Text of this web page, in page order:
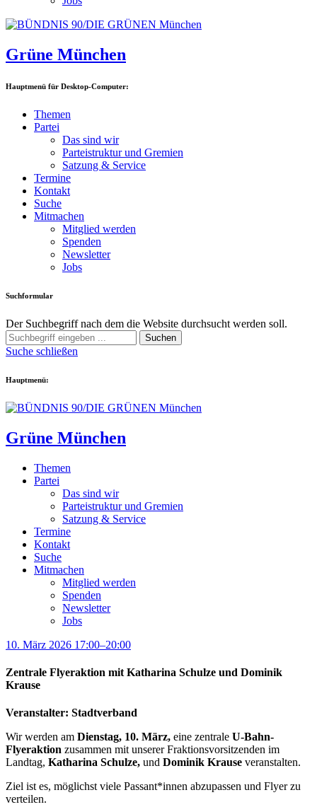
Grüne München
Hauptmenü für Desktop-Computer:
Themen
Partei
Das sind wir
Parteistruktur und Gremien
Satzung & Service
Termine
Kontakt
Suche
Mitmachen
Mitglied werden
Spenden
Newsletter
Jobs
Suchformular
Der Suchbegriff nach dem die Website durchsucht werden soll.
Suchen
Suche schließen
Hauptmenü:
Grüne München
Themen
Partei
Das sind wir
Parteistruktur und Gremien
Satzung & Service
Termine
Kontakt
Suche
Mitmachen
Mitglied werden
Spenden
Newsletter
Jobs
10. März 2026 17:00–20:00
Zentrale Flyeraktion mit Katharina Schulze und Dominik
Krause
Veranstalter: Stadtverband
Wir werden am Dienstag, 10. März, eine zentrale U-Bahn-
Flyeraktion zusammen mit unserer Fraktionsvorsitzenden im
Landtag, Katharina Schulze, und Dominik Krause veranstalten.
Ziel ist es, möglichst viele Passant*innen abzupassen und Flyer zu
verteilen.